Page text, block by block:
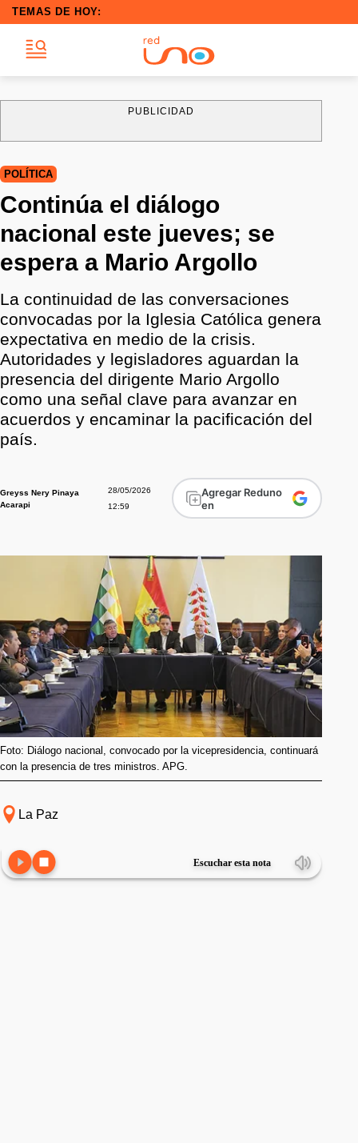
TEMAS DE HOY:
PUBLICIDAD
POLÍTICA
Continúa el diálogo
nacional este jueves; se
espera a Mario Argollo
La continuidad de las conversaciones
convocadas por la Iglesia Católica genera
expectativa en medio de la crisis.
Autoridades y legisladores aguardan la
presencia del dirigente Mario Argollo
como una señal clave para avanzar en
acuerdos y encaminar la pacificación del
país.
Greyss Nery Pinaya
Acarapi
28/05/2026
12:59
Agregar Reduno
en
Foto: Diálogo nacional, convocado por la vicepresidencia, continuará
con la presencia de tres ministros. APG.
La Paz
Escuchar esta nota